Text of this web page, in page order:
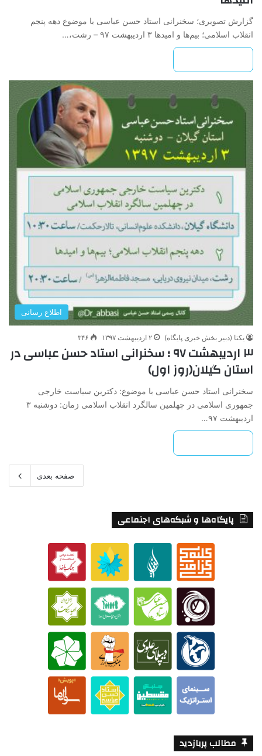
گزارش تصویری؛ سخنرانی استاد حسن عباسی با موضوع دهه پنجم
انقلاب اسلامی؛ بیم‌ها و امیدها ۳ اردیبهشت ۹۷ – رشت،…
اطلاع رسانی
یکتا (دبیر بخش خبری پایگاه) ۲ اردیبهشت ۱۳۹۷ ۳۴۶
۳ اردیبهشت ۹۷ ؛ سخنرانی استاد حسن عباسی در
استان گیلان(روز اول)
سخنرانی استاد حسن عباسی با موضوع: دکترین سیاست خارجی
جمهوری اسلامی در چهلمین سالگرد انقلاب اسلامی زمان: دوشنبه ۳
اردیبهشت ۹۷…
صفحه بعدی
پایگاه‌ها و شبکه‌های اجتماعی
مطالب پربازدید